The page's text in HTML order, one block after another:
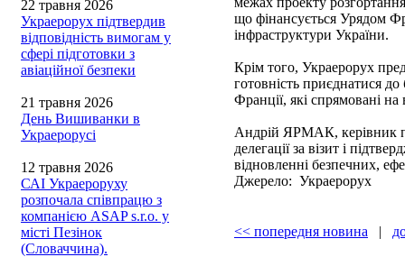
22 травня 2026
Украерорух підтвердив
відповідність вимогам у
сфері підготовки з
авіаційної безпеки
21 травня 2026
День Вишиванки в
Украерорусі
12 травня 2026
САІ Украероруху
розпочала співпрацю з
компанією ASAP s.r.o. у
місті Пезінок
(Словаччина).
що фінансується Урядом
інфраструктури України.
Крім того, Украерорух
готовність приєднатися
Франції, які спрямовані
Андрій ЯРМАК, керівник
делегації за візит і
відновленні безпечних,
Джерело: Украерорух
<< попередня новина |